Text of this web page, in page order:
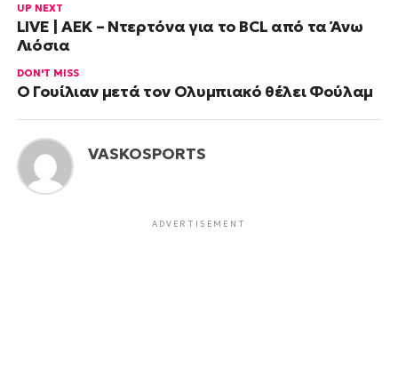
UP NEXT
LIVE | ΑΕΚ – Ντερτόνα για το BCL από τα Άνω
Λιόσια
DON'T MISS
Ο Γουίλιαν μετά τον Ολυμπιακό θέλει Φούλαμ
VASKOSPORTS
ADVERTISEMENT